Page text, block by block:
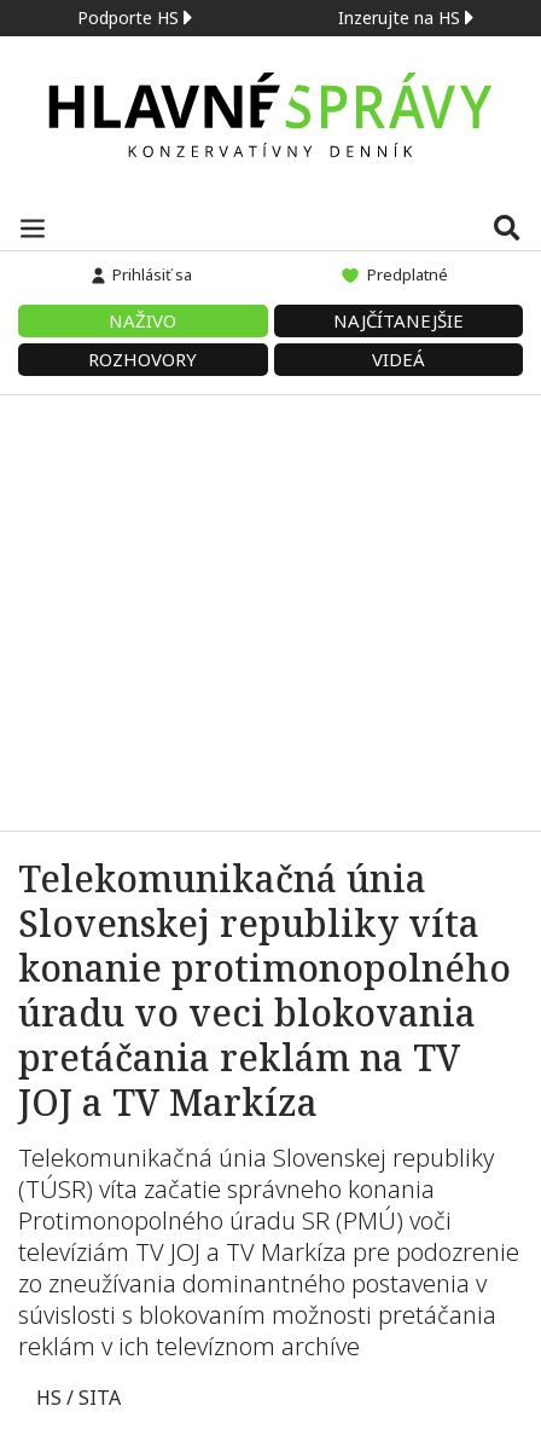
Podporte HS Inzerujte na HS
Prihlásiť sa Predplatné
NAŽIVO
NAJČÍTANEJŠIE
ROZHOVORY
VIDEÁ
Telekomunikačná únia
Slovenskej republiky víta
konanie protimonopolného
úradu vo veci blokovania
pretáčania reklám na TV
JOJ a TV Markíza
Telekomunikačná únia Slovenskej republiky
(TÚSR) víta začatie správneho konania
Protimonopolného úradu SR (PMÚ) voči
televíziám TV JOJ a TV Markíza pre podozrenie
zo zneužívania dominantného postavenia v
súvislosti s blokovaním možnosti pretáčania
reklám v ich televíznom archíve
HS / SITA